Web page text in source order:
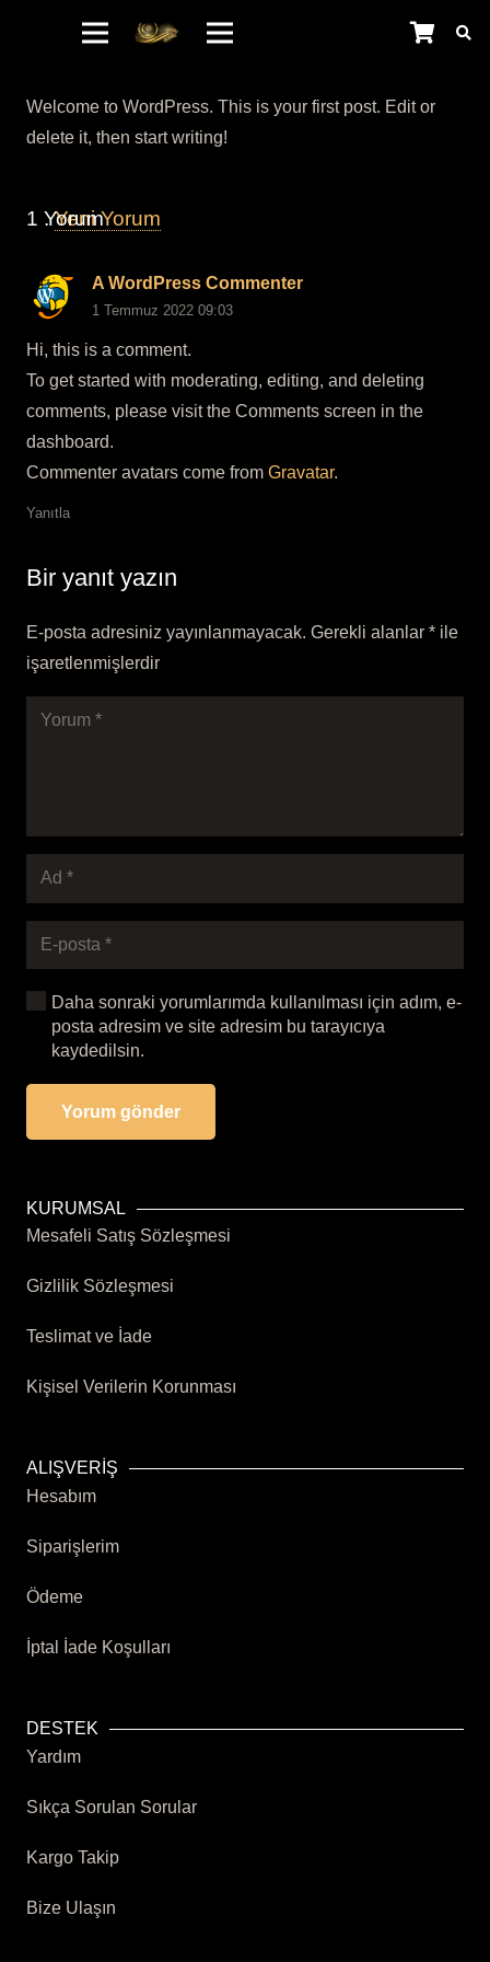
Welcome to WordPress. This is your first post. Edit or
delete it, then start writing!
1 Yorum
. Yeni Yorum
A WordPress Commenter
1 Temmuz 2022 09:03
Hi, this is a comment.
To get started with moderating, editing, and deleting
comments, please visit the Comments screen in the
dashboard.
Commenter avatars come from Gravatar.
Yanıtla
Bir yanıt yazın
E-posta adresiniz yayınlanmayacak. Gerekli alanlar * ile
işaretlenmişlerdir
Daha sonraki yorumlarımda kullanılması için adım, e-
posta adresim ve site adresim bu tarayıcıya
kaydedilsin.
Yorum gönder
KURUMSAL
Mesafeli Satış Sözleşmesi
Gizlilik Sözleşmesi
Teslimat ve İade
Kişisel Verilerin Korunması
ALIŞVERİŞ
Hesabım
Siparişlerim
Ödeme
İptal İade Koşulları
DESTEK
Yardım
Sıkça Sorulan Sorular
Kargo Takip
Bize Ulaşın